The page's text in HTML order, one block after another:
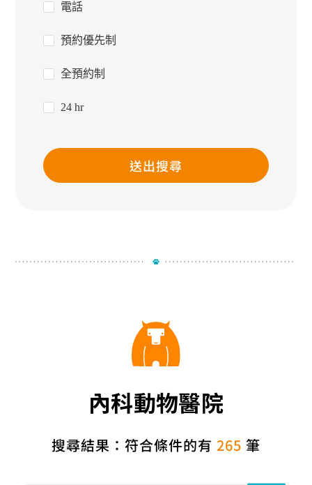
電話
預約優先制
全預約制
24 hr
送出搜尋
內科動物醫院
搜尋結果：符合條件的有 265 筆